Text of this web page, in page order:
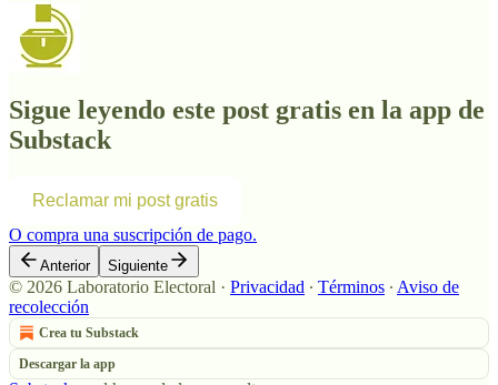
Sigue leyendo este post gratis en la app de
Substack
Reclamar mi post gratis
O compra una suscripción de pago.
Anterior Siguiente
© 2026 Laboratorio Electoral · Privacidad ∙ Términos ∙ Aviso de
recolección
Crea tu Substack
Descargar la app